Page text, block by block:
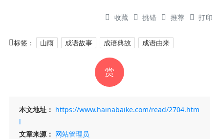
收藏 挑错 推荐 打印
标签： 山雨 成语故事 成语典故 成语由来
赏
本文地址： https://www.hainabaike.com/read/2704.htm
l
文章来源： 网站管理员